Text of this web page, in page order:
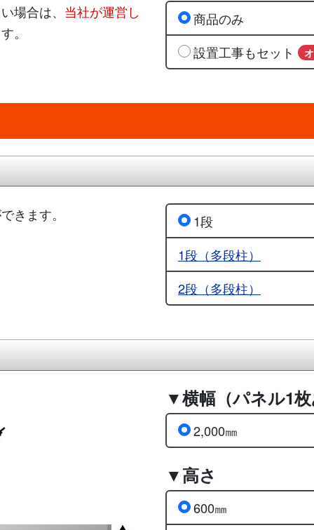
場合は、 当社が運営し
。
商品のみ
設置工事もセット
きます。
1段
1段（多段柱）
2段（多段柱）
▼横幅（パネル1
2,000㎜
▼高さ
600㎜